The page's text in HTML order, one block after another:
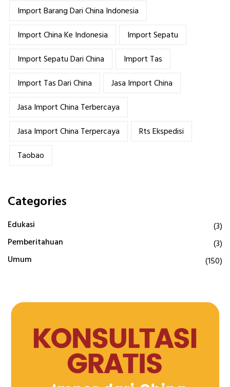
Import Barang Dari China Indonesia
Import China Ke Indonesia
Import Sepatu
Import Sepatu Dari China
Import Tas
Import Tas Dari China
Jasa Import China
Jasa Import China Terbercaya
Jasa Import China Terpercaya
Rts Ekspedisi
Taobao
Categories
Edukasi
(3)
Pemberitahuan
(3)
Umum
(150)